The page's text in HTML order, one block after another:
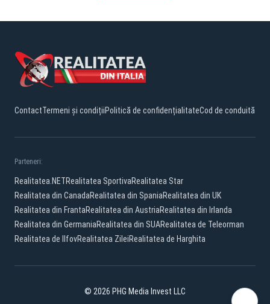
ContactTermeni și condițiiPolitică de confidențialitateCod de conduită
Parteneri:
Realitatea.NETRealitatea SportivaRealitatea Star
Realitatea din CanadaRealitatea din SpaniaRealitatea din UK
Realitatea din FrantaRealitatea din AustriaRealitatea din Irlanda
Realitatea din GermaniaRealitatea din SUARealitatea de Teleorman
Realitatea de IlfovRealitatea ZileiRealitatea de Harghita
© 2026 PHG Media Invest LLC